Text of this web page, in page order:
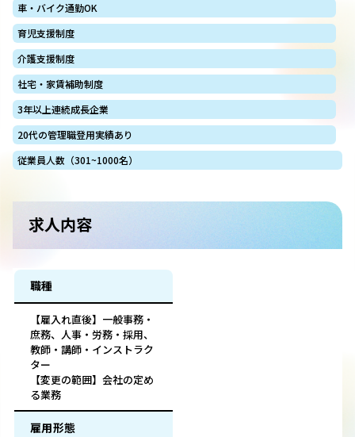
車・バイク通勤OK
育児支援制度
介護支援制度
社宅・家賃補助制度
3年以上連続成長企業
20代の管理職登用実績あり
従業員人数（301~1000名）
求人内容
職種
【雇入れ直後】一般事務・
庶務、人事・労務・採用、
教師・講師・インストラク
ター
【変更の範囲】会社の定め
る業務
雇用形態